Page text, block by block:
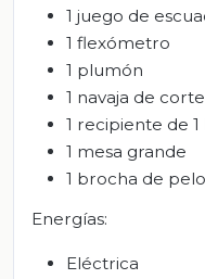
1 juego de
1 flexómetro
1 plumón
1 navaja de corte
1 recipiente de 1
1 mesa grande
1 brocha de pelo
Energías:
Eléctrica